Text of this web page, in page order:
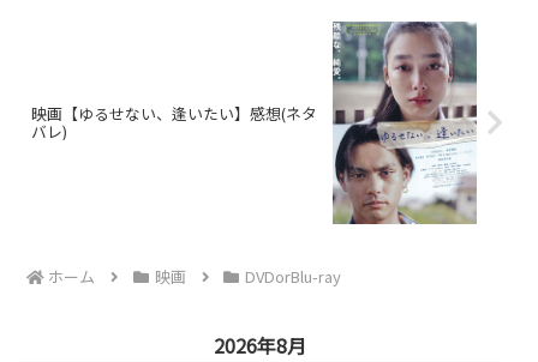
映画【ゆるせない、逢いたい】感想(ネタ
バレ)
ホーム 映画 DVDorBlu-ray
2026年8月